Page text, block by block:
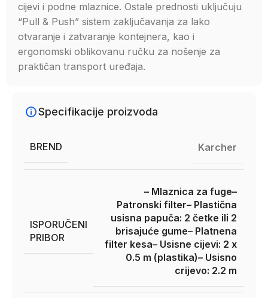
cijevi i podne mlaznice. Ostale prednosti uključuju
“Pull & Push” sistem zaključavanja za lako
otvaranje i zatvaranje kontejnera, kao i
ergonomski oblikovanu ručku za nošenje za
praktičan transport uređaja.
Specifikacije proizvoda
BREND Karcher
ISPORUČENI
PRIBOR
– Mlaznica za fuge–
Patronski filter– Plastična
usisna papuča: 2 četke ili 2
brisajuće gume– Platnena
filter kesa– Usisne cijevi: 2 x
0.5 m (plastika)– Usisno
crijevo: 2.2 m